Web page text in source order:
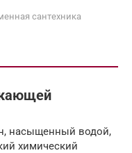
сантехника
насыщенный водой,
химический